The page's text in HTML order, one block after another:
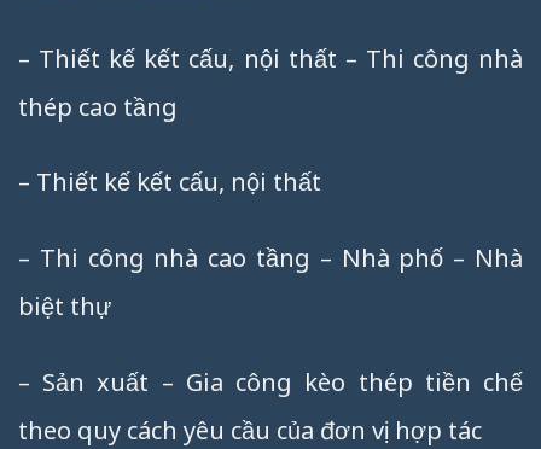
– Thiết kế kết cấu, nội thất – Thi công nhà
thép cao tầng
– Thiết kế kết cấu, nội thất
– Thi công nhà cao tầng – Nhà phố – Nhà
biệt thự
– Sản xuất – Gia công kèo thép tiền chế
theo quy cách yêu cầu của đơn vị hợp tác